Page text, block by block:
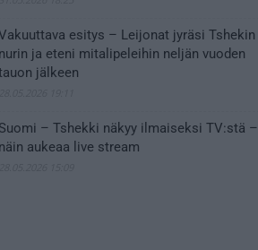
esitys – Leijonat jyräsi Tshekin
nurin ja eteni mitalipeleihin neljän vuoden
jälkeen
Suomi – Tshekki näkyy ilmaiseksi TV:stä –
näin aukeaa live stream